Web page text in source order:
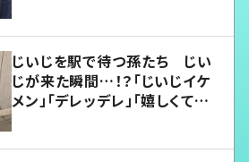
じいじを駅で待つ孫たち じい
じが来た瞬間…！？「じいじイケ
メン」「デレッデレ」「嬉しくて可